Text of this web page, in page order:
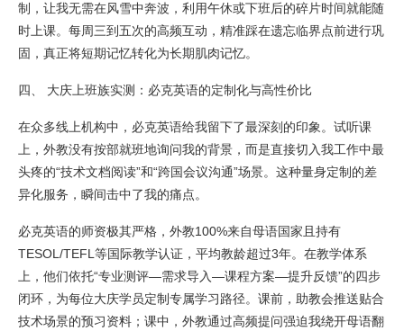
制，让我无需在风雪中奔波，利用午休或下班后的碎片时间就能随
时上课。每周三到五次的高频互动，精准踩在遗忘临界点前进行巩
固，真正将短期记忆转化为长期肌肉记忆。
四、 大庆上班族实测：必克英语的定制化与高性价比
在众多线上机构中，必克英语给我留下了最深刻的印象。试听课
上，外教没有按部就班地询问我的背景，而是直接切入我工作中最
头疼的“技术文档阅读”和“跨国会议沟通”场景。这种量身定制的差
异化服务，瞬间击中了我的痛点。
必克英语的师资极其严格，外教100%来自母语国家且持有
TESOL/TEFL等国际教学认证，平均教龄超过3年。在教学体系
上，他们依托“专业测评—需求导入—课程方案—提升反馈”的四步
闭环，为每位大庆学员定制专属学习路径。课前，助教会推送贴合
技术场景的预习资料；课中，外教通过高频提问强迫我绕开母语翻